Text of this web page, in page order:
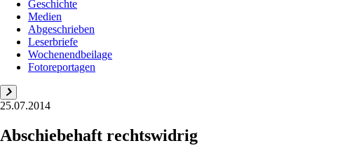
Geschichte
Medien
Abgeschrieben
Leserbriefe
Wochenendbeilage
Fotoreportagen
25.07.2014
Abschiebehaft rechtswidrig